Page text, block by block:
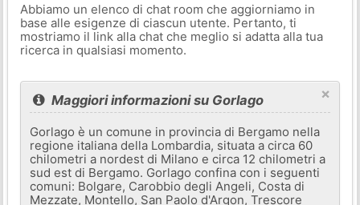
Abbiamo un elenco di chat room che aggiorniamo in
base alle esigenze di ciascun utente. Pertanto, ti
mostriamo il link alla chat che meglio si adatta alla tua
ricerca in qualsiasi momento.
×
Maggiori informazioni su Gorlago
Gorlago è un comune in provincia di Bergamo nella
regione italiana della Lombardia, situata a circa 60
chilometri a nordest di Milano e circa 12 chilometri a
sud est di Bergamo. Gorlago confina con i seguenti
comuni: Bolgare, Carobbio degli Angeli, Costa di
Mezzate, Montello, San Paolo d'Argon, Trescore